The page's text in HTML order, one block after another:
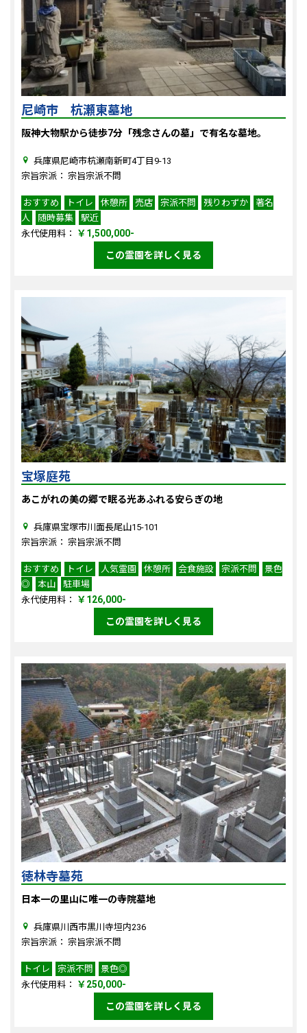
尼崎市 杭瀬東墓地
阪神大物駅から徒歩7分「残念さんの墓」で有名な墓地。
兵庫県尼崎市杭瀬南新町4丁目9-13
宗旨宗派： 宗旨宗派不問
おすすめ トイレ 休憩所 売店 宗派不問 残りわずか
著名
人
随時募集
駅近
永代使用料：
￥1,500,000-
この霊園を詳しく見る
宝塚庭苑
あこがれの美の郷で眠る光あふれる安らぎの地
兵庫県宝塚市川面長尾山15-101
宗旨宗派： 宗旨宗派不問
おすすめ トイレ 人気霊園 休憩所 会食施設 宗派不問
景色
◎
本山
駐車場
永代使用料：
￥126,000-
この霊園を詳しく見る
徳林寺墓苑
日本一の里山に唯一の寺院墓地
兵庫県川西市黒川寺垣内236
宗旨宗派： 宗旨宗派不問
トイレ 宗派不問
景色◎
永代使用料：
￥250,000-
この霊園を詳しく見る